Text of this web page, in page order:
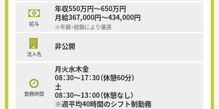
給与
年収550万円～650万円
月給367,000円～434,000円
※年齢・経験により優遇
法人名
非公開
勤務時間
月火水木金
08：30～17：30（休憩60分）
土
08：30～13：00（休憩なし）
※週平均40時間のシフト制勤務